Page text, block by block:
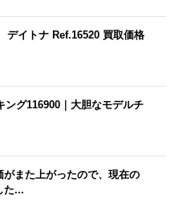
デイトナ Ref.16520 買取価格
ング116900｜大胆なモデルチ
がまた上がったので、現在の
た...